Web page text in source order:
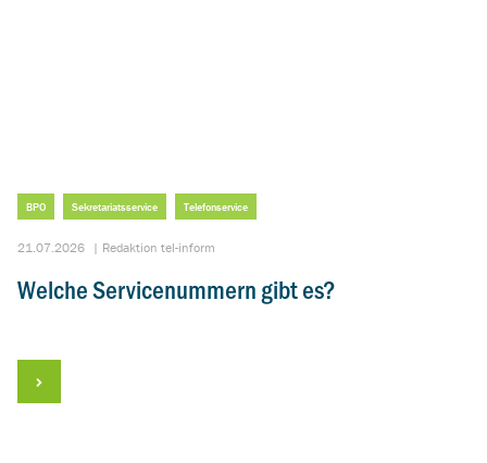
BPO Sekretariatsservice Telefonservice
21.07.2026 | Redaktion tel-inform
Welche Servicenummern gibt es?